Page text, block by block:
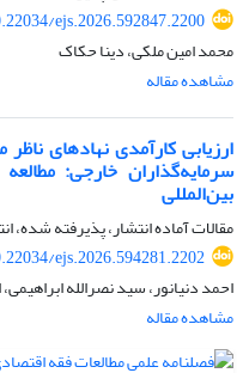
ejs.2026.592847.2200
محمد امین ملکی، دینا حکاک
مشاهده مقاله
ارزیابی کارآمدی نهادهای
سرمایه‌گذاران خارجی:
بین‌المللی
مقالات آماده انتشار، پذیرفته شده،
ejs.2026.594281.2202
احمد دنیانور، سید نصرالله
مشاهده مقاله